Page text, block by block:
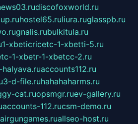
discofoxworld.ru
hostel65.ruliura.ruglasspb.ru
gnalis.rubulkitula.ru
1-xbeticricetc-1-xbetti-5.ru
1-xbetr-1-xbetcc-2.ru
accounts112.ru
3-d-file.ruhahahaharms.ru
cat.ruopsmgr.ruev-gallery.ru
accounts-112.rucsm-demo.ru
airgungames.ruallseo-host.ru